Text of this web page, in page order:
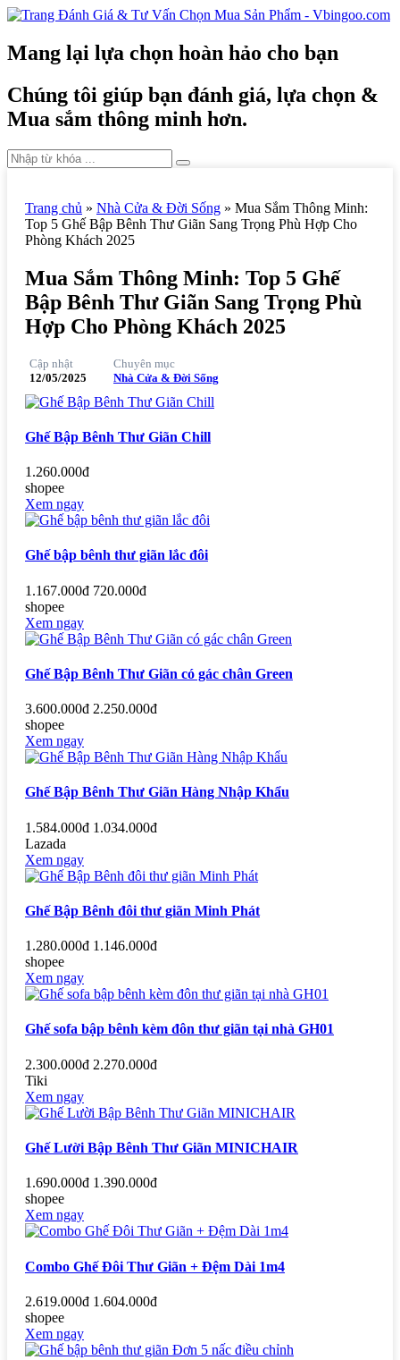
Mang lại lựa chọn hoàn hảo cho bạn
Chúng tôi giúp bạn đánh giá, lựa chọn &
Mua sắm thông minh hơn.
Trang chủ » Nhà Cửa & Đời Sống » Mua Sắm Thông Minh:
Top 5 Ghế Bập Bênh Thư Giãn Sang Trọng Phù Hợp Cho
Phòng Khách 2025
Mua Sắm Thông Minh: Top 5 Ghế
Bập Bênh Thư Giãn Sang Trọng Phù
Hợp Cho Phòng Khách 2025
Cập nhật
12/05/2025
Chuyên mục
Nhà Cửa & Đời Sống
Ghế Bập Bênh Thư Giãn Chill
1.260.000đ
shopee
Xem ngay
Ghế bập bênh thư giãn lắc đôi
1.167.000đ 720.000đ
shopee
Xem ngay
Ghế Bập Bênh Thư Giãn có gác chân Green
3.600.000đ 2.250.000đ
shopee
Xem ngay
Ghế Bập Bênh Thư Giãn Hàng Nhập Khẩu
1.584.000đ 1.034.000đ
Lazada
Xem ngay
Ghế Bập Bênh đôi thư giãn Minh Phát
1.280.000đ 1.146.000đ
shopee
Xem ngay
Ghế sofa bập bênh kèm đôn thư giãn tại nhà GH01
2.300.000đ 2.270.000đ
Tiki
Xem ngay
Ghế Lười Bập Bênh Thư Giãn MINICHAIR
1.690.000đ 1.390.000đ
shopee
Xem ngay
Combo Ghế Đôi Thư Giãn + Đệm Dài 1m4
2.619.000đ 1.604.000đ
shopee
Xem ngay